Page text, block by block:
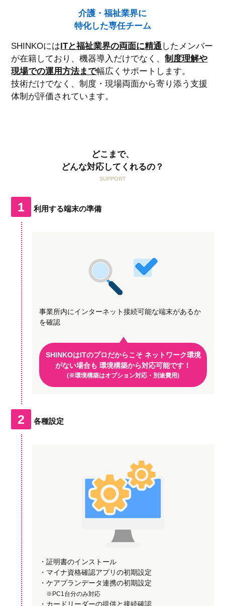
介護・福祉業界に
特化した専任チーム
SHINKOにはITと福祉業界の両面に精通したメンバー
が在籍しており、機器導入だけでなく、制度理解や
現場での運用方法まで幅広くサポートします。
技術だけでなく、制度・現場両面から寄り添う支援
体制が評価されています。
どこまで、
どんな対応してくれるの？
SUPPORT
1 利用する端末の準備
事業所内にインターネット接続可能な端末があるか
を確認
SHINKOはITのプロだからこそネットワーク環境
がない場合も 環境構築から対応可能です！
(※環境構築はオプション対応・別途費用)
2 各種設定
・証明書のインストール
・マイナ資格確認アプリの初期設定
・ケアプランデータ連携の初期設定
※PC1台分のみ対応
・カードリーダーの提供と接続確認